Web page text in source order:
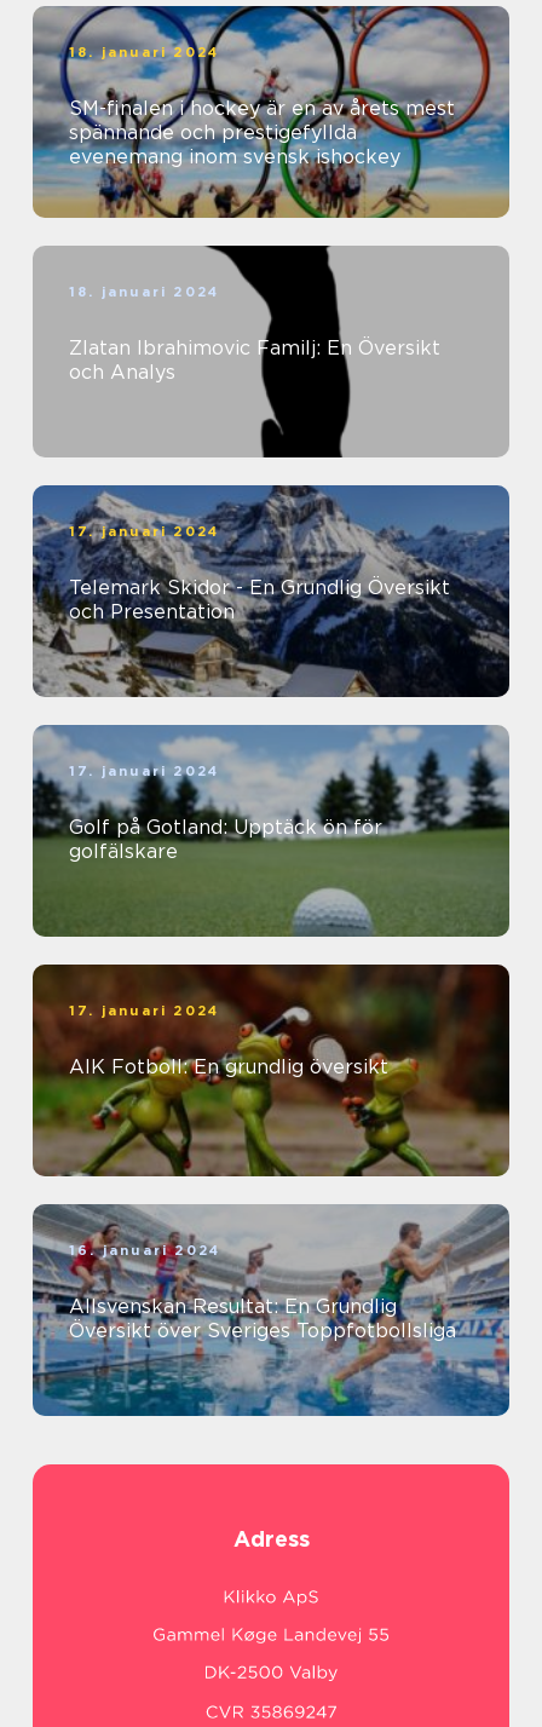
18. januari 2024
SM-finalen i hockey är en av årets mest
spännande och prestigefyllda
evenemang inom svensk ishockey
18. januari 2024
Zlatan Ibrahimovic Familj: En Översikt
och Analys
17. januari 2024
Telemark Skidor - En Grundlig Översikt
och Presentation
17. januari 2024
Golf på Gotland: Upptäck ön för
golfälskare
17. januari 2024
AIK Fotboll: En grundlig översikt
16. januari 2024
Allsvenskan Resultat: En Grundlig
Översikt över Sveriges Toppfotbollsliga
Adress